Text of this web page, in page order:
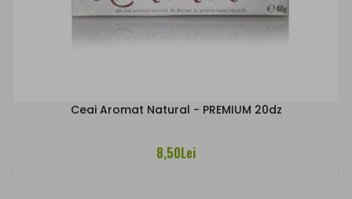
Ceai Aromat Natural - PREMIUM 20dz
8,50Lei